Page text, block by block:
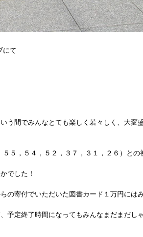
にて
う間でみんなとても楽しく若々しく、大変
５，５４，５２，３７，３１，２６）と
でした！
の寄付でいただいた図書カード１万円には
予定終了時間になってもみんなまだまだし